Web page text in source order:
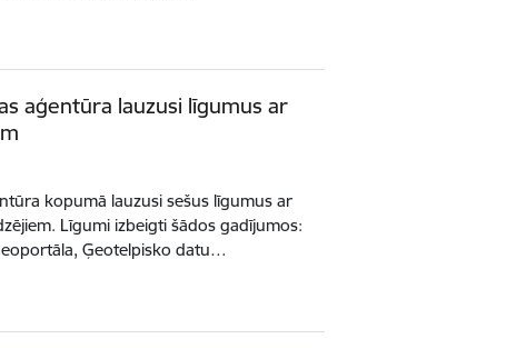
aģentūra lauzusi līgumus ar
kopumā lauzusi sešus līgumus ar
Līgumi izbeigti šādos gadījumos:
Ģeotelpisko datu…